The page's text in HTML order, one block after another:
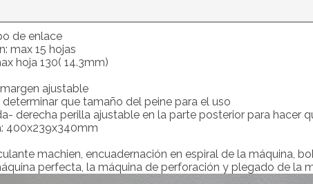
de enlace
max 15 hojas
hoja 130( 14.3mm)
ajustable
que tamaño del peine para el uso
derecha perilla ajustable en la parte posterior para hacer
400x239x340mm
machien, encuadernación en espiral de la máquina,
perfecta, la máquina de perforación y plegado de la